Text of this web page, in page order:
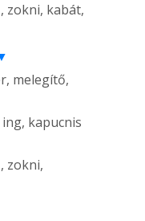
zokni, kabát,
melegítő,
kapucnis
zokni,